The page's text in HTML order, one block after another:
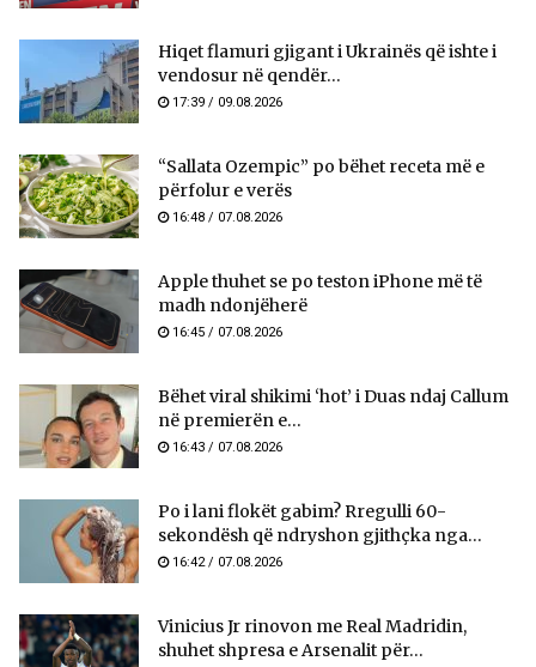
Hiqet flamuri gjigant i Ukrainës që ishte i
vendosur në qendër...
17:39 / 09.08.2026
“Sallata Ozempic” po bëhet receta më e
përfolur e verës
16:48 / 07.08.2026
Apple thuhet se po teston iPhone më të
madh ndonjëherë
16:45 / 07.08.2026
Bëhet viral shikimi ‘hot’ i Duas ndaj Callum
në premierën e...
16:43 / 07.08.2026
Po i lani flokët gabim? Rregulli 60-
sekondësh që ndryshon gjithçka nga...
16:42 / 07.08.2026
Vinicius Jr rinovon me Real Madridin,
shuhet shpresa e Arsenalit për...